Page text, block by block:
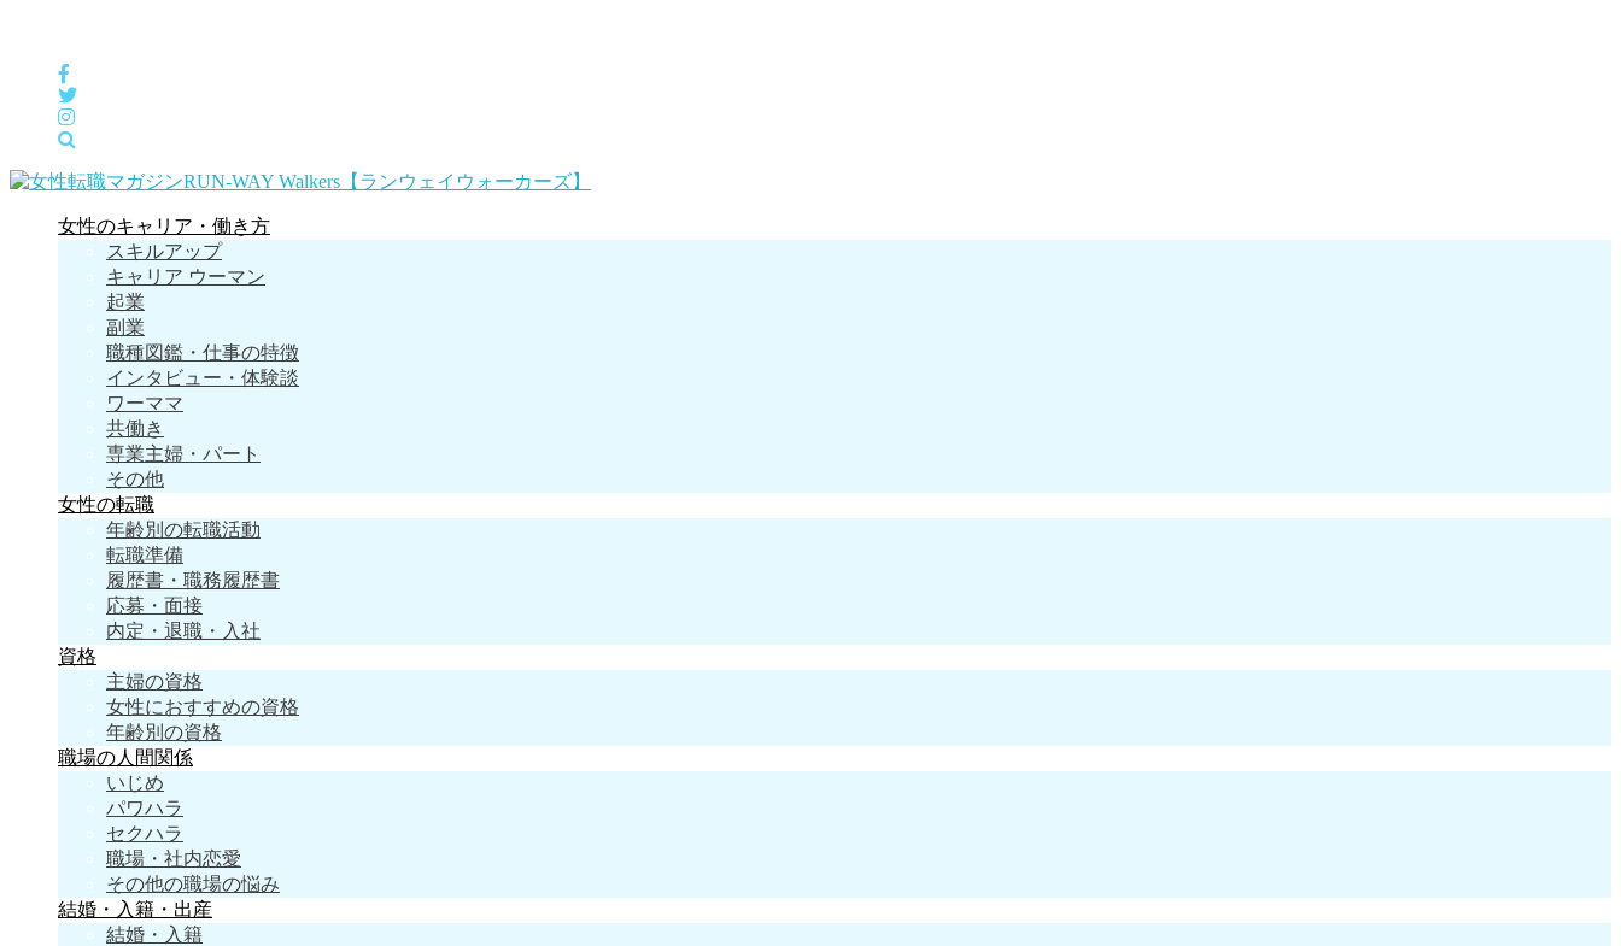
女性のキャリア・働き方
スキルアップ
キャリア ウーマン
起業
副業
職種図鑑・仕事の特徴
インタビュー・体験談
ワーママ
共働き
専業主婦・パート
その他
女性の転職
年齢別の転職活動
転職準備
履歴書・職務履歴書
応募・面接
内定・退職・入社
資格
主婦の資格
女性におすすめの資格
年齢別の資格
職場の人間関係
いじめ
パワハラ
セクハラ
職場・社内恋愛
その他の職場の悩み
結婚・入籍・出産
結婚・入籍